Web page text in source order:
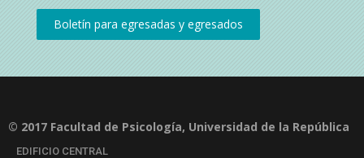
© 2017 Facultad de Psicología, Universidad de la República
EDIFICIO CENTRAL